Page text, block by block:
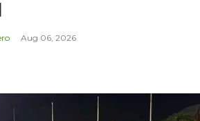
Aug 06, 2026